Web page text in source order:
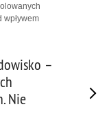
wpływem
–
Nie